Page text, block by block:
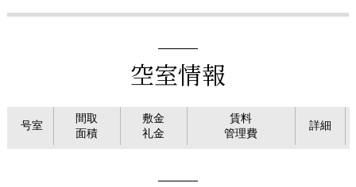
空室情報
号室
間取
面積
敷金
礼金
賃料
管理費
詳細